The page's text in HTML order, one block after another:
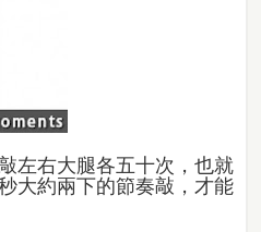
左右大腿各五十次，也就
大約兩下的節奏敲，才能